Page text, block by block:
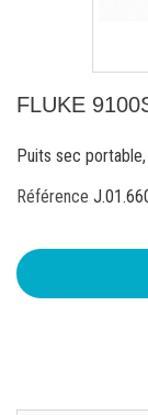
FLUKE
Puits sec portable,
Référence